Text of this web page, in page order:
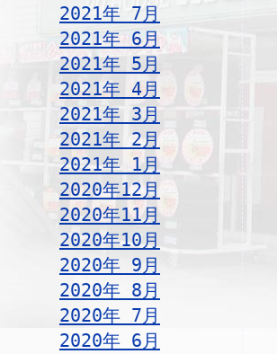
2021年 7月
2021年 6月
2021年 5月
2021年 4月
2021年 3月
2021年 2月
2021年 1月
2020年12月
2020年11月
2020年10月
2020年 9月
2020年 8月
2020年 7月
2020年 6月